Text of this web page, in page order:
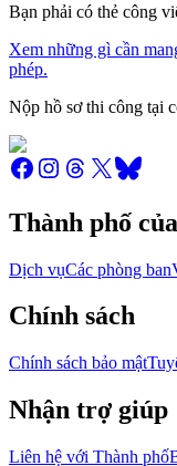
Bạn phải có thẻ công
Xem những gì cần
phép.
Nộp hồ sơ thi công tại
Thành phố
Dịch vụCác phòng ban
Chính sách
Chính sách bảo mật
Nhận trợ giúp
Liên hệ với Thành phố